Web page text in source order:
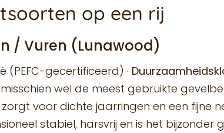
op een rij
/ Vuren (Lunawood)
(PEFC-gecertificeerd) ·
wel de meest gebruikte
voor dichte jaarringen en een fijne
stabiel, harsvrij en is het